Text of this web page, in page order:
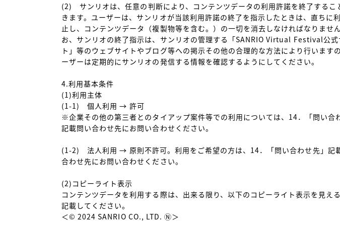
(2)　サンリオは、任意の判断により、コンテンツデータの利用許諾を終了するこ
きます。ユーザーは、サンリオが当該利用許諾の終了を指示したときは、直ちに
止し、コンテンツデータ（複製物等を含む。）の一切を消去しなければなりませ
お、サンリオの終了指示は、サンリオの管理する「SANRIO Virtual Festival公式
ト」等のウェブサイトやブログ等への掲示その他の合理的な方法により行います
ーザーは定期的にサンリオの発信する情報を確認するようにしてください。
4.利用基本条件
(1)利用主体
(1-1)　個人利用 → 許可
※企業その他の第三者とのタイアップ案件等での利用については、14．「問い合
記載問い合わせ先にお問い合わせください。
(1-2)　法人利用 → 原則不許可。利用をご希望の方は、14．「問い合わせ先」記
合わせ先にお問い合わせください。
(2)コピーライト表示
コンテンツデータを利用する際は、出来る限り、以下のコピーライト表示を見え
記載してください。
＜© 2024 SANRIO CO., LTD. Ⓝ＞